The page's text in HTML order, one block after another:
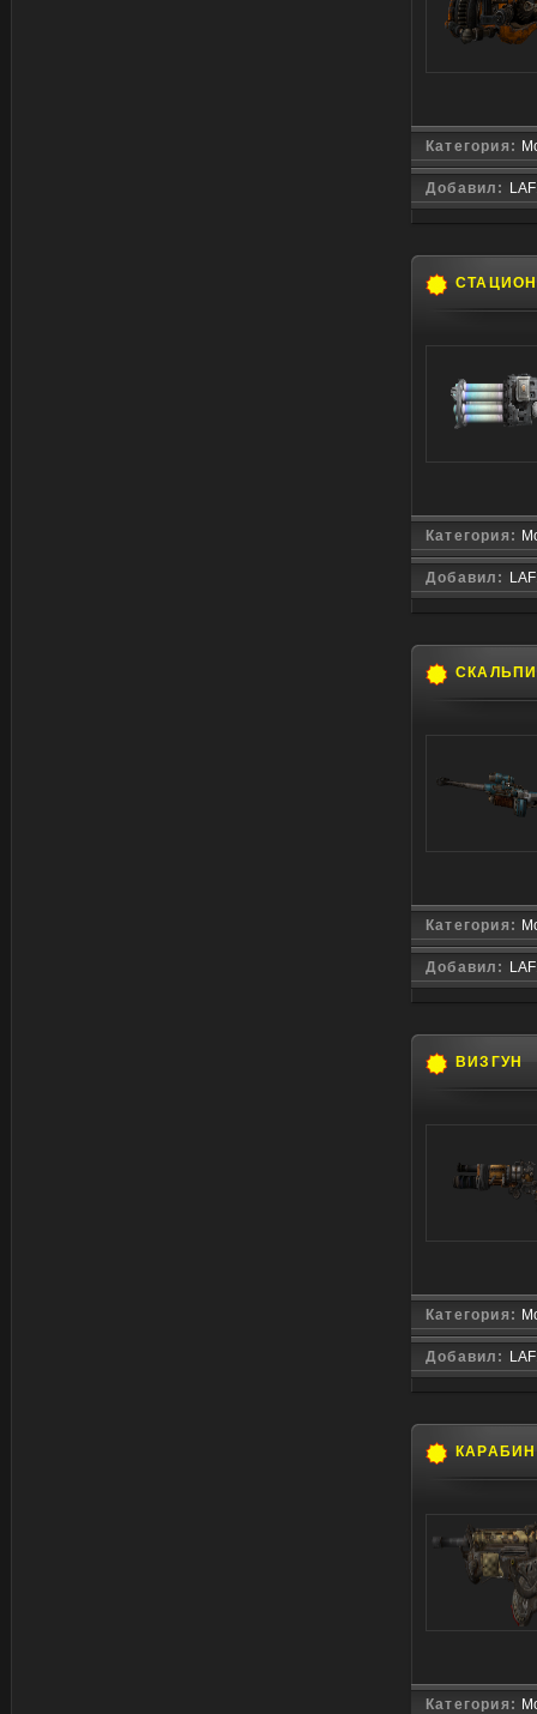
Категория:
Добавил:
Категория:
Добавил:
Категория:
Добавил:
ВИЗГУН
Категория:
Добавил:
КАРАБИН
Категория: